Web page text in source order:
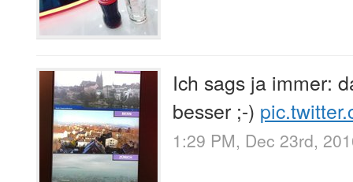
Ich sags ja immer:
besser ;-)
1:29 PM, Dec 23rd,